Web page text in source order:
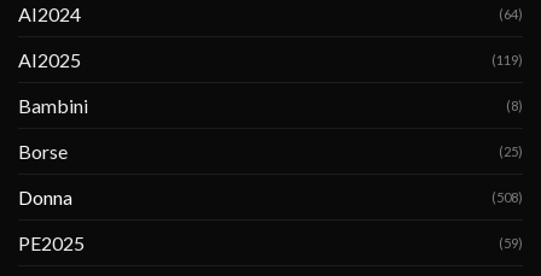
AI2024 (64)
AI2025 (119)
Bambini (8)
Borse (25)
Donna (508)
PE2025 (59)